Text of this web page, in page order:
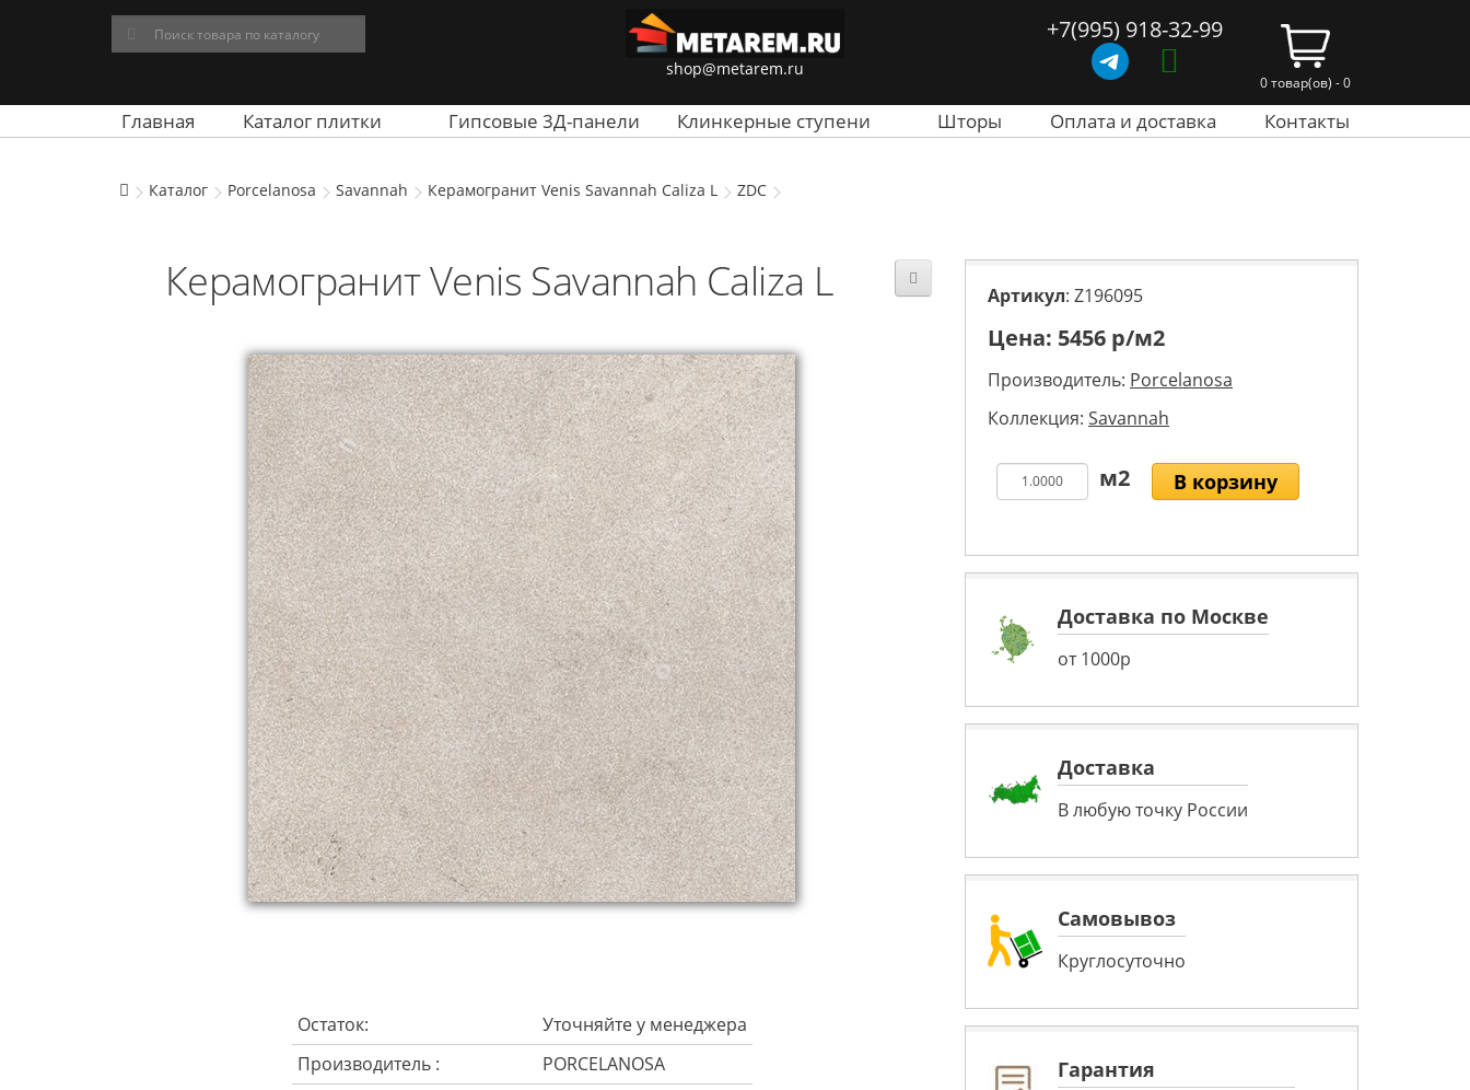
shop@metarem.ru
+7(995) 918-32-99
0 товар(ов) - 0
Главная Каталог плитки Гипсовые 3Д-панели Клинкерные ступени Шторы Оплата и доставка Контакты
Каталог Porcelanosa Savannah Керамогранит Venis Savannah Caliza L ZDC
Керамогранит Venis Savannah Caliza L
Остаток:
Уточняйте у менеджера
Производитель :
PORCELANOSA
Артикул: Z196095
Цена: 5456 р/м2
Производитель: Porcelanosa
Коллекция: Savannah
В корзину
Доставка по Москве
от 1000р
Доставка
В любую точку России
Самовывоз
Круглосуточно
Гарантия